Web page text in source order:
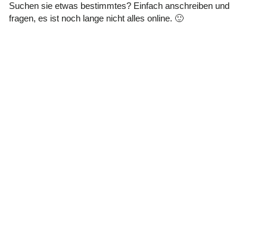
Suchen sie etwas bestimmtes? Einfach anschreiben und
fragen, es ist noch lange nicht alles online. 🙂